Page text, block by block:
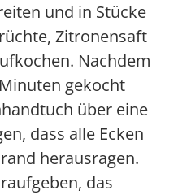
und in Stücke
Zitronensaft
Nachdem
gekocht
über eine
dass alle Ecken
herausragen.
das